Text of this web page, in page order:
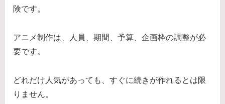
険です。
アニメ制作は、人員、期間、予算、企画枠の調整が必
要です。
どれだけ人気があっても、すぐに続きが作れるとは限
りません。